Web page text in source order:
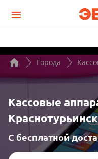
Города
Кассовые
С бесплатной